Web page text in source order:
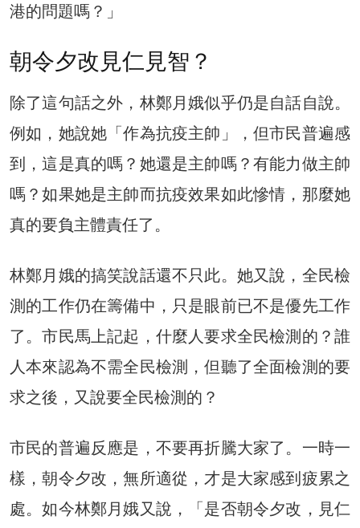
港的問題嗎？」
朝令夕改見仁見智？
除了這句話之外，林鄭月娥似乎仍是自話自說。
例如，她說她「作為抗疫主帥」，但市民普遍感
到，這是真的嗎？她還是主帥嗎？有能力做主帥
嗎？如果她是主帥而抗疫效果如此慘情，那麼她
真的要負主體責任了。
林鄭月娥的搞笑說話還不只此。她又說，全民檢
測的工作仍在籌備中，只是眼前已不是優先工作
了。市民馬上記起，什麼人要求全民檢測的？誰
人本來認為不需全民檢測，但聽了全面檢測的要
求之後，又說要全民檢測的？
市民的普遍反應是，不要再折騰大家了。一時一
樣，朝令夕改，無所適從，才是大家感到疲累之
處。如今林鄭月娥又說，「是否朝令夕改，見仁